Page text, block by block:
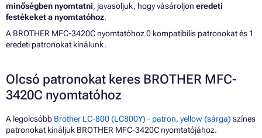
minőségben nyomtatni, javasoljuk, hogy vásároljon eredeti
festékeket a nyomtatóhoz.
A BROTHER MFC-3420C nyomtatóhoz 0 kompatibilis patronokat és 1
eredeti patronokat kínálunk.
Olcsó patronokat keres BROTHER MFC-
3420C nyomtatóhoz
A legolcsóbb Brother LC-800 (LC800Y) - patron, yellow (sárga) színes
patronokat kínáljuk BROTHER MFC-3420C nyomtatójához.